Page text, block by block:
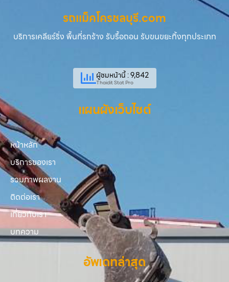
รถแม็คโครชลบุรี.com
บริการเคลียร์ริ่ง พื้นที่รกร้าง รับรื้อถอน รับขนขยะทิ้งทุกประเภท
ผู้ชมหน้านี้ : 9,842
Thaidit Stat Pro
แผนผังเว็บไซต์
หน้าหลัก
บริการของเรา
รวมภาพผลงาน
ติดต่อเรา
เกี่ยวกับเรา
บทความ
อัพเดทล่าสุด